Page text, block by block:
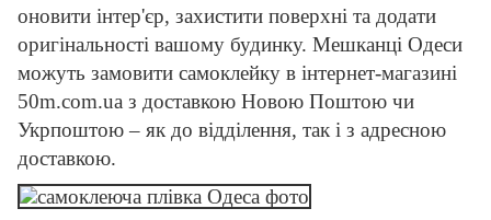
оновити інтер'єр, захистити поверхні та додати
оригінальності вашому будинку. Мешканці Одеси
можуть замовити самоклейку в інтернет-магазині
50m.com.ua з доставкою Новою Поштою чи
Укрпоштою – як до відділення, так і з адресною
доставкою.